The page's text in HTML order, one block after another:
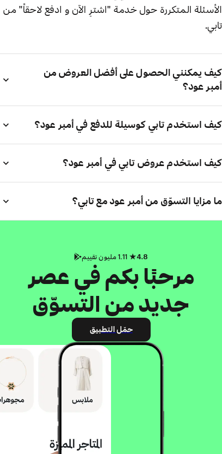
الأسئلة المتكررة حول خدمة "اشترِ الآن و ادفع لاحقاً" من
تابي.
كيف يمكنني الحصول على أفضل العروض من
أمبر عود؟
كيف استخدم تابي كوسيلة للدفع في أمبر عود؟
كيف استخدم عروض تابي في أمبر عود؟
ما مزايا التسوّق من أمبر عود مع تابي؟
4.8
مرحبًا بكم في عصر
جديد من التسوّق
حمّل التطبيق